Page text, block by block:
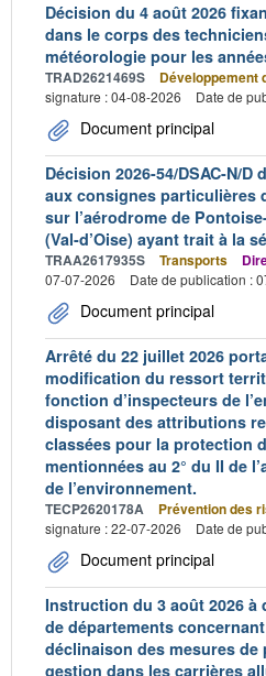
Décision du 4 août 2026
dans le corps des
météorologie pour les
TRAD2621469S Développement
signature : 04-08-2026
Date de
Document principal
Décision 2026-54/DSAC-N/
aux consignes particulières
sur l’aérodrome de
(Val-d’Oise) ayant trait à la
TRAA2617935S Transports
07-07-2026
Date de publication :
Document principal
Arrêté du 22 juillet 2026
modification du ressort
fonction d’inspecteurs de
disposant des attributions
classées pour la protection
mentionnées au 2° du II de
de l’environnement.
TECP2620178A Prévention des
signature : 22-07-2026
Date de
Document principal
Instruction du 3 août 2026
de départements
déclinaison des mesures de
gestion dans les carrières